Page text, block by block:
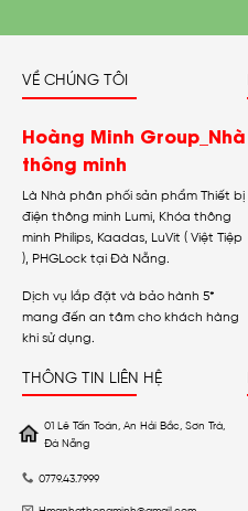
VỀ CHÚNG TÔI
Hoàng Minh Group_Nhà
thông minh
Là Nhà phân phối sản phẩm Thiết bị
điện thông minh Lumi, Khóa thông
minh Philips, Kaadas, LuVit ( Việt Tiệp
), PHGLock tại Đà Nẵng.
Dịch vụ lắp đặt và bảo hành 5*
mang đến an tâm cho khách hàng
khi sử dụng.
THÔNG TIN LIÊN HỆ
01 Lê Tấn Toán, An Hải Bắc, Sơn Trà,
Đà Nẵng
0779.43.7999